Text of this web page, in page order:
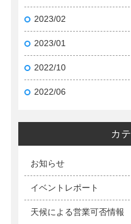
2023/02
2023/01
2022/10
2022/06
カ
お知らせ
イベントレポート
天候による営業可否情報